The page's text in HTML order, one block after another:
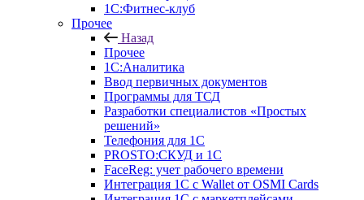
1С:Фитнес-клуб
Прочее
Назад
Прочее
1С:Аналитика
Ввод первичных документов
Программы для ТСД
Разработки специалистов «Простых
решений»
Телефония для 1С
PROSTO:СКУД и 1С
FaceReg: учет рабочего времени
Интеграция 1С с Wallet от OSMI Cards